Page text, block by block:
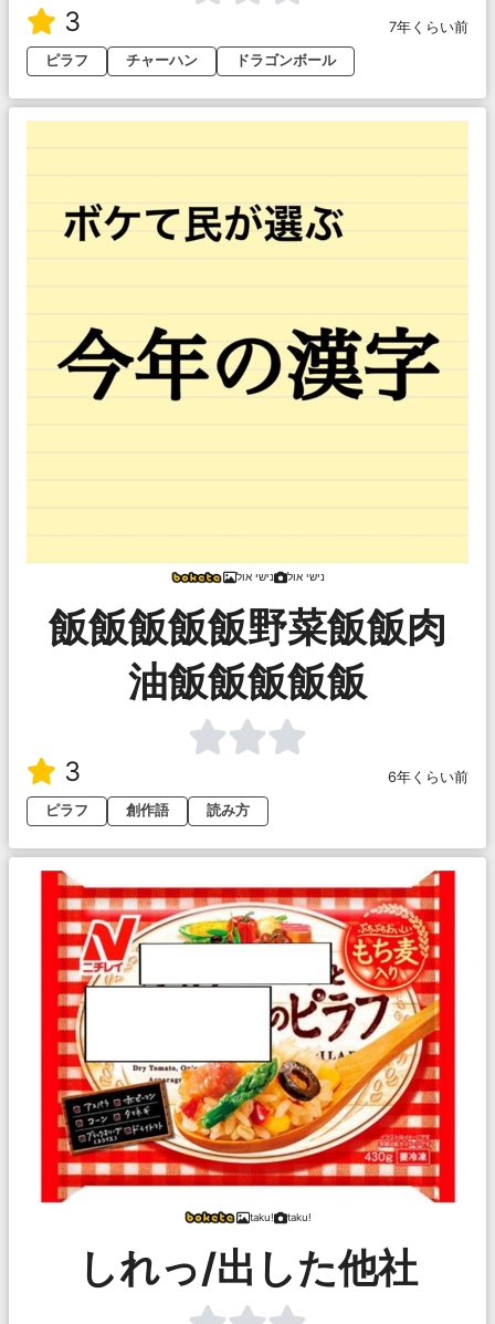
3
7年くらい前
ピラフ
チャーハン ドラゴンボール
נישי אול נישי אול
飯飯飯飯飯野菜飯飯肉
油飯飯飯飯飯
3
6年くらい前
ピラフ
創作語 読み方
taku! taku!
しれっ/出した他社